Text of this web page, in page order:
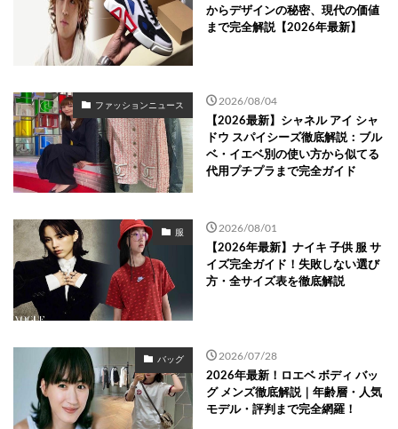
からデザインの秘密、現代の価値
まで完全解説【2026年最新】
ファッションニュース 2026/08/04
【2026最新】シャネル アイ シャ
ドウ スパイシーズ徹底解説：ブル
ベ・イエベ別の使い方から似てる
代用プチプラまで完全ガイド
服 2026/08/01
【2026年最新】ナイキ 子供 服 サ
イズ完全ガイド！失敗しない選び
方・全サイズ表を徹底解説
バッグ 2026/07/28
2026年最新！ロエベ ボディ バッ
グ メンズ徹底解説｜年齢層・人気
モデル・評判まで完全網羅！